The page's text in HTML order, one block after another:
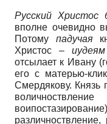
Русский Христос
вполне очевидно
Потому падучая
Христос –
отсылает к Ивану
его с матерью-
Смердякову. Князь